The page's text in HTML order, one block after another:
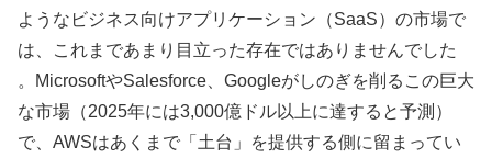
ようなビジネス向けアプリケーション（SaaS）の市場で
は、これまであまり目立った存在ではありませんでした
。MicrosoftやSalesforce、Googleがしのぎを削るこの巨大
な市場（2025年には3,000億ドル以上に達すると予測）
で、AWSはあくまで「土台」を提供する側に留まってい